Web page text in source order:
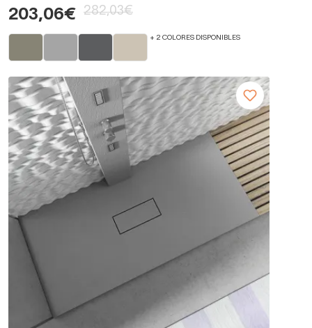
203,06€ 282,03€
+ 2 COLORES DISPONIBLES